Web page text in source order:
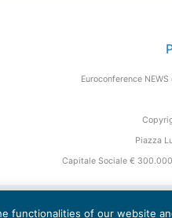
Euroconference
Piazza
Capitale Sociale €
functionalities of our website